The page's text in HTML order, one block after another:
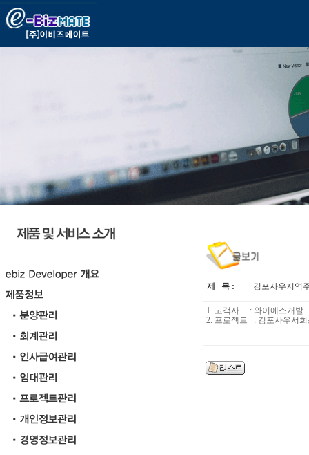
제 목 : 김포사우지역
1. 고객사 : 와이에스개발
2. 프로젝트 : 김포사우서